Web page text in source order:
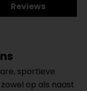
Reviews
sportieve
op als naast